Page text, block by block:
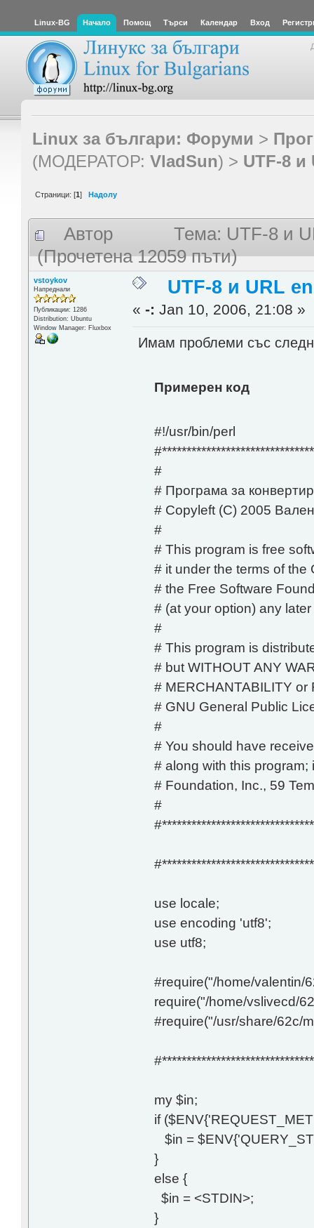
Linux-BG Начало Помощ Търси Календар Вход
Linux за българи: Форуми >
(МОДЕРАТОР: VladSun) > UTF-8
Страници: [1] Надолу
Автор
Тема: UTF-8 и
(Прочетена 12059 пъти)
vstoykov
Напреднали
Публикации: 1286
Distribution: Ubuntu
Window Manager: Fluxbox
UTF-8 и URL
«-: Jan 10, 2006, 21:08 »
Имам проблеми със
Примерен код
#!/usr/bin/perl
#
# Програма за
# Copyleft (C) 2005
#
# This program is free
# it under the terms of
# the Free Software
# (at your option) any
#
# This program is
# but WITHOUT ANY
# MERCHANTABILITY
# GNU General Public
#
# You should have
# along with this program;
# Foundation, Inc., 59
#
use locale;
use encoding 'utf8';
use utf8;
#require("/home/valentin/
require("/home/vslivecd/
#require("/usr/share/62c/
my $in;
if
$in =
}
else {
$in = <STDIN>;
}